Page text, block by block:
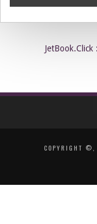
COPYRIGHT ©,